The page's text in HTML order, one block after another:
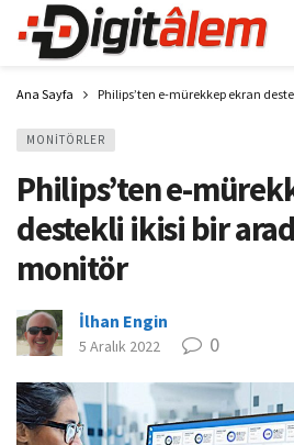
Ana Sayfa Philips’ten e-mürekkep ekran
MONITÖRLER
Philips’ten e-
destekli ikisi bir
monitör
İlhan Engin
5 Aralık 2022 0